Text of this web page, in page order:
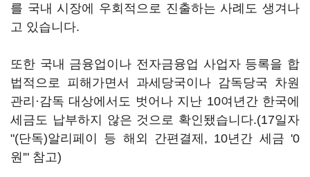
를 국내 시장에 우회적으로 진출하는 사례도 생겨나
고 있습니다.
또한 국내 금융업이나 전자금융업 사업자 등록을 합
법적으로 피해가면서 과세당국이나 감독당국 차원
관리·감독 대상에서도 벗어나 지난 10여년간 한국에
세금도 납부하지 않은 것으로 확인됐습니다.(17일자
"(단독)알리페이 등 해외 간편결제, 10년간 세금 '0
원'" 참고)